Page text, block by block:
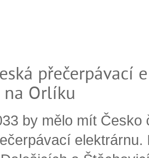
přečerpávací
Orlíku
by mělo mít Česko
elektrárnu.